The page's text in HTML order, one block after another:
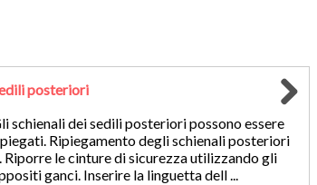
posteriori
schienali dei sedili posteriori possono essere
Ripiegamento degli schienali posteriori
Riporre le cinture di sicurezza utilizzando gli
ganci. Inserire la linguetta dell ...